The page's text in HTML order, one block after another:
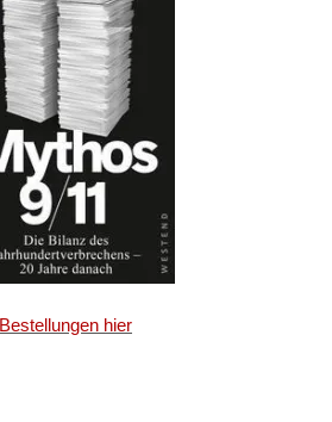
Bestellungen hier